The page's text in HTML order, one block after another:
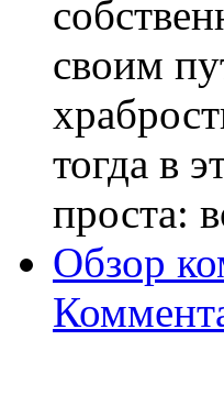
своим
тогда в
проста:
Обзор